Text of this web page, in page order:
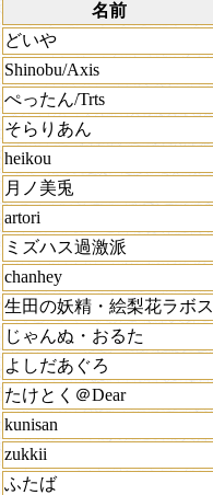
名前
どいや
Shinobu/Axis
ぺったん/Trts
そらりあん
heikou
月ノ美兎
artori
ミズハス過激派
chanhey
生田の妖精・絵梨花ラボス
じゃんぬ・おるた
よしだあぐろ
たけとく＠Dear
kunisan
zukkii
ふたば